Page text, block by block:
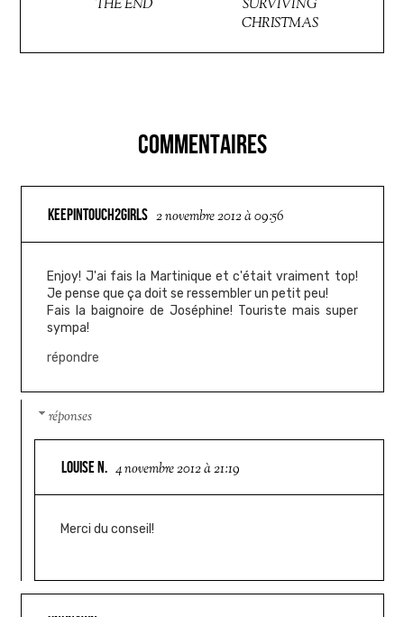
THE END
SURVIVING
CHRISTMAS
COMMENTAIRES
KEEPINTOUCH2GIRLS 2 novembre 2012 à 09:56
Enjoy! J'ai fais la Martinique et c'était vraiment top!
Je pense que ça doit se ressembler un petit peu!
Fais la baignoire de Joséphine! Touriste mais super
sympa!
répondre
réponses
LOUISE N. 4 novembre 2012 à 21:19
Merci du conseil!